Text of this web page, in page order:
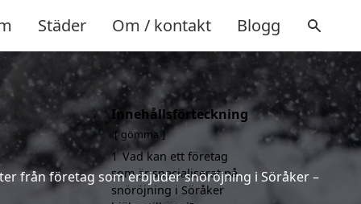
Städer Om / kontakt Blogg
från företag som erbjuder snöröjning i Söråker –
Innehållsförteckning
gömma
1 Vad kan ett företag
som är specialiserat på
snöröjning i Söråker